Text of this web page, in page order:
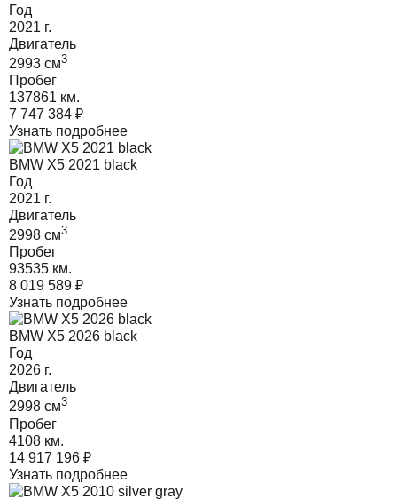
Год
2021 г.
Двигатель
2993 cм3
Пробег
137861 км.
7 747 384 ₽
Узнать подробнее
BMW X5 2021 black
Год
2021 г.
Двигатель
2998 cм3
Пробег
93535 км.
8 019 589 ₽
Узнать подробнее
BMW X5 2026 black
Год
2026 г.
Двигатель
2998 cм3
Пробег
4108 км.
14 917 196 ₽
Узнать подробнее